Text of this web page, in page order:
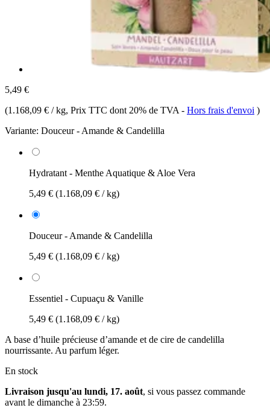
5,49 €
(1.168,09 € / kg, Prix TTC dont 20% de TVA - Hors frais d'envoi )
Variante: Douceur - Amande & Candelilla
Hydratant - Menthe Aquatique & Aloe Vera
5,49 € (1.168,09 € / kg)
Douceur - Amande & Candelilla
5,49 € (1.168,09 € / kg)
Essentiel - Cupuaçu & Vanille
5,49 € (1.168,09 € / kg)
A base d’huile précieuse d’amande et de cire de candelilla
nourrissante. Au parfum léger.
En stock
Livraison jusqu'au lundi, 17. août, si vous passez commande
avant le dimanche à 23:59.